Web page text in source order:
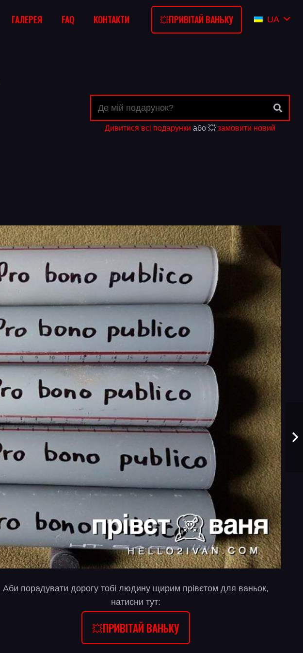
ГАЛЕРЕЯ FAQ КОНТАКТИ 💥ПРИВІТАЙ ВАНЬКУ UA
Дивитися всі подарунки або 💥замовити новий
Аби порадувати дорогу тобі людину щирим прівєтом для ваньок,
натисни тут:
💥ПРИВІТАЙ ВАНЬКУ